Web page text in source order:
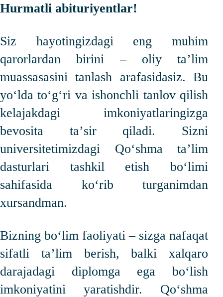
Hurmatli abituriyentlar!
Siz hayotingizdagi eng muhim
qarorlardan birini – oliy taʼlim
muassasasini tanlash arafasidasiz. Bu
yo‘lda to‘g‘ri va ishonchli tanlov qilish
kelajakdagi imkoniyatlaringizga
bevosita taʼsir qiladi. Sizni
universitetimizdagi Qo‘shma taʼlim
dasturlari tashkil etish bo‘limi
sahifasida ko‘rib turganimdan
xursandman.
Bizning bo‘lim faoliyati – sizga nafaqat
sifatli taʼlim berish, balki xalqaro
darajadagi diplomga ega bo‘lish
imkoniyatini yaratishdir. Qo‘shma